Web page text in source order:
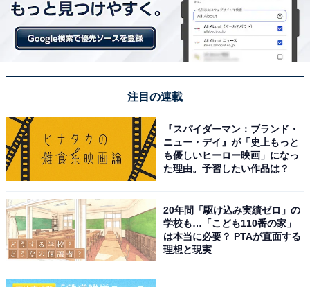
注目の連載
『スパイダーマン：ブランド・
ニュー・デイ』が「史上もっと
も優しいヒーロー映画」になっ
た理由。予習したい作品は？
20年間「駆け込み実績ゼロ」の
学校も…「こども110番の家」
は本当に必要？ PTAが直面する
理想と現実